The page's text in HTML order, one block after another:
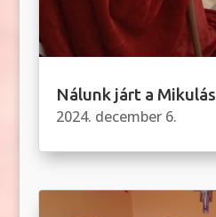
Nálunk járt a Mikulás
2024. december 6.